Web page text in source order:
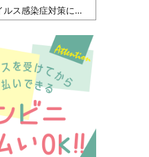
ルス感染症対策に...